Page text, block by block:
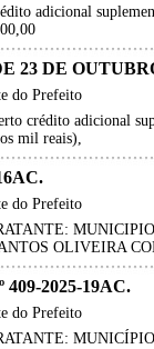
adicional
23 DE
do Prefeito
crédito adicional
mil reais),
do Prefeito
OLIVEIRA
2025-19AC.
do Prefeito